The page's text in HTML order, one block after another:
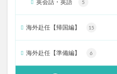
英会話・英語 5
海外赴任【帰国編】 15
海外赴任【準備編】 6